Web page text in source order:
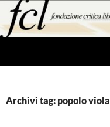
contenuto
Archivi tag: popolo viola